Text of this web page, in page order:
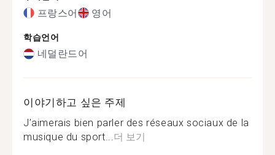
프랑스어 영어
학습언어
네덜란드어
이야기하고 싶은 주제
J’aimerais bien parler des réseaux sociaux de la
musique du sport...더 보기